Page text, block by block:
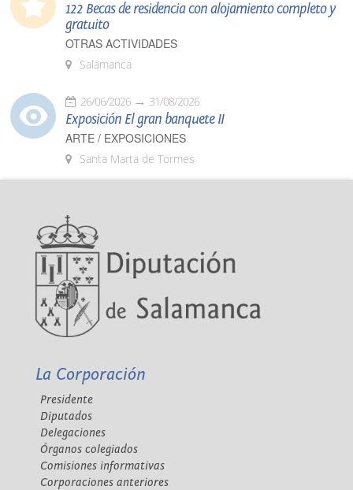
122 Becas de residencia con alojamiento completo y
gratuito
OTRAS ACTIVIDADES
Salamanca
26/06/2026 31/08/2026
Exposición El gran banquete II
ARTE / EXPOSICIONES
Santa Marta de Tormes
La Corporación
Presidente
Diputados
Delegaciones
Órganos colegiados
Comisiones informativas
Corporaciones anteriores